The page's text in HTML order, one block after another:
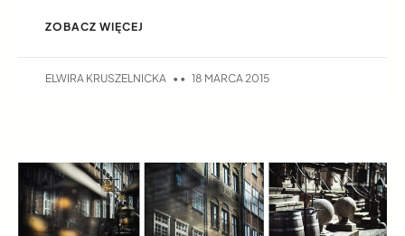
ZOBACZ WIĘCEJ
ELWIRA KRUSZELNICKA 18 MARCA 2015